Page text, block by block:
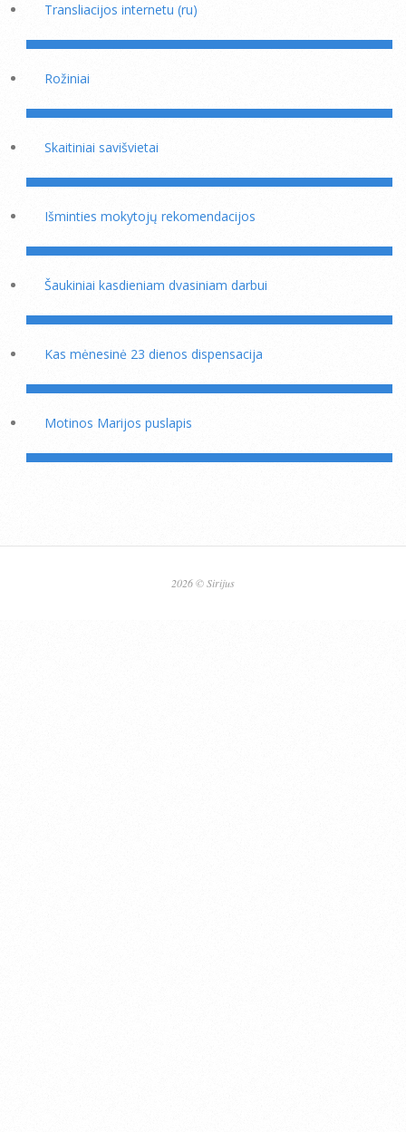
Transliacijos internetu (ru)
Rožiniai
Skaitiniai savišvietai
Išminties mokytojų rekomendacijos
Šaukiniai kasdieniam dvasiniam darbui
Kas mėnesinė 23 dienos dispensacija
Motinos Marijos puslapis
2026 © Sirijus